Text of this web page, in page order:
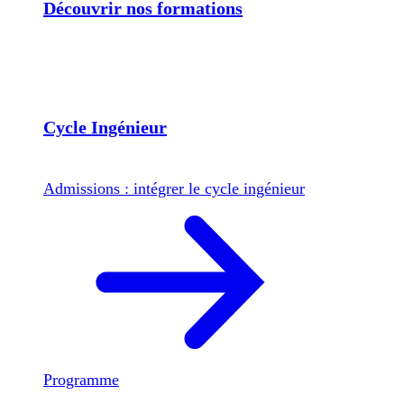
Découvrir nos formations
Cycle Ingénieur
Admissions : intégrer le cycle ingénieur
Programme